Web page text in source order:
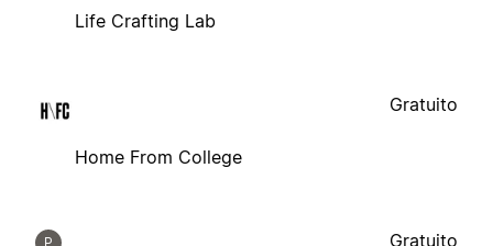
Life Crafting Lab
Home From College
Gratuito
P Gratuito